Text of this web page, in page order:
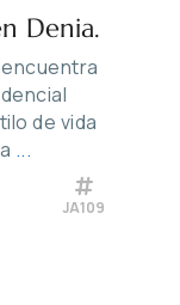
Denia.
de vida
...
JA109